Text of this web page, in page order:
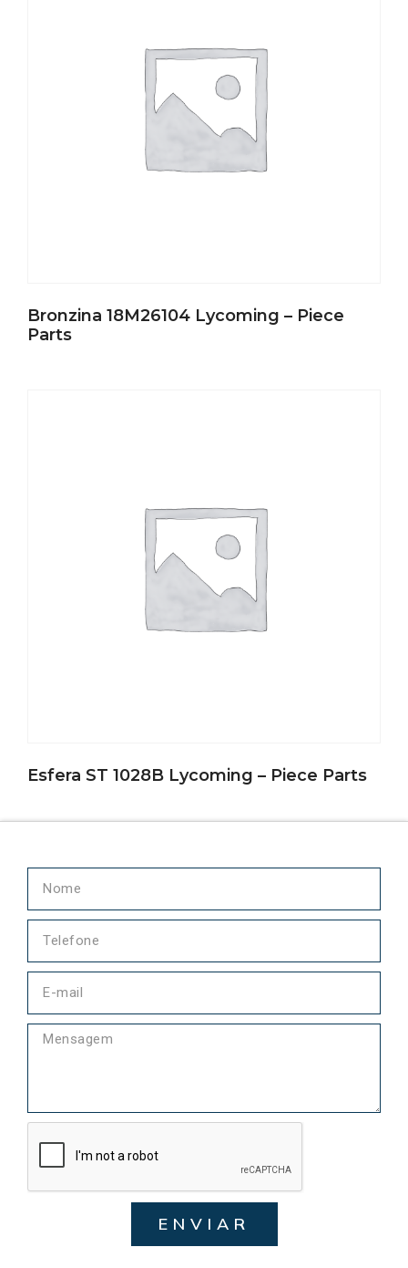
Bronzina 18M26104 Lycoming – Piece
Parts
Esfera ST 1028B Lycoming – Piece Parts
ENVIAR